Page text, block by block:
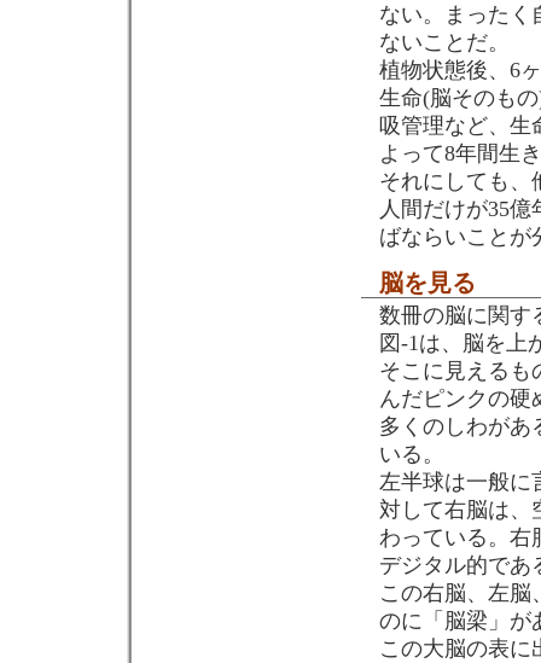
ない。まったく
ないことだ。
植物状態後、6
生命(脳そのも
吸管理など、生
よって8年間生
それにしても、
人間だけが35
ばならいことが
脳を見る
数冊の脳に関す
図-1は、脳を上
そこに見えるも
んだピンクの硬
多くのしわがあ
いる。
左半球は一般に
対して右脳は、
わっている。右
デジタル的であ
この右脳、左脳
のに「脳梁」が
この大脳の表に